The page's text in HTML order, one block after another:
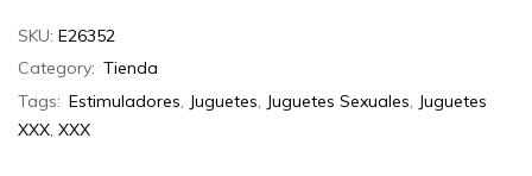
SKU: E26352
Category: Tienda
Tags: Estimuladores, Juguetes, Juguetes Sexuales, Juguetes
XXX, XXX